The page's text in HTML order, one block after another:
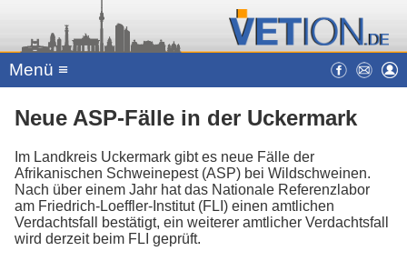
Menü ≡
Neue ASP-Fälle in der Uckermark
Im Landkreis Uckermark gibt es neue Fälle der
Afrikanischen Schweinepest (ASP) bei Wildschweinen.
Nach über einem Jahr hat das Nationale Referenzlabor
am Friedrich-Loeffler-Institut (FLI) einen amtlichen
Verdachtsfall bestätigt, ein weiterer amtlicher Verdachtsfall
wird derzeit beim FLI geprüft.